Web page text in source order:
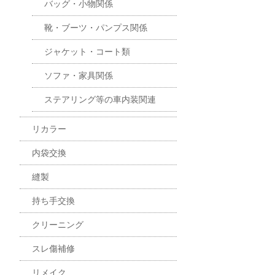
バッグ・小物関係
靴・ブーツ・パンプス関係
ジャケット・コート類
ソファ・家具関係
ステアリング等の車内装関連
リカラー
内袋交換
縫製
持ち手交換
クリーニング
スレ傷補修
リメイク